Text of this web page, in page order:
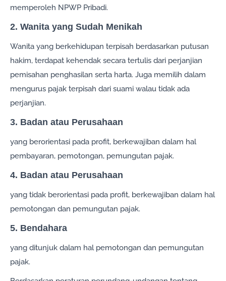
memperoleh NPWP Pribadi.
2. Wanita yang Sudah Menikah
Wanita yang berkehidupan terpisah berdasarkan putusan
hakim, terdapat kehendak secara tertulis dari perjanjian
pemisahan penghasilan serta harta. Juga memilih dalam
mengurus pajak terpisah dari suami walau tidak ada
perjanjian.
3. Badan atau Perusahaan
yang berorientasi pada profit, berkewajiban dalam hal
pembayaran, pemotongan, pemungutan pajak.
4. Badan atau Perusahaan
yang tidak berorientasi pada profit, berkewajiban dalam hal
pemotongan dan pemungutan pajak.
5. Bendahara
yang ditunjuk dalam hal pemotongan dan pemungutan
pajak.